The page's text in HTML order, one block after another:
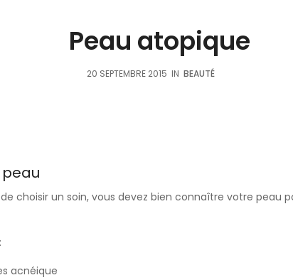
Peau atopique
20 SEPTEMBRE 2015 IN BEAUTÉ
choisir un soin, vous devez bien connaître votre peau
acnéique